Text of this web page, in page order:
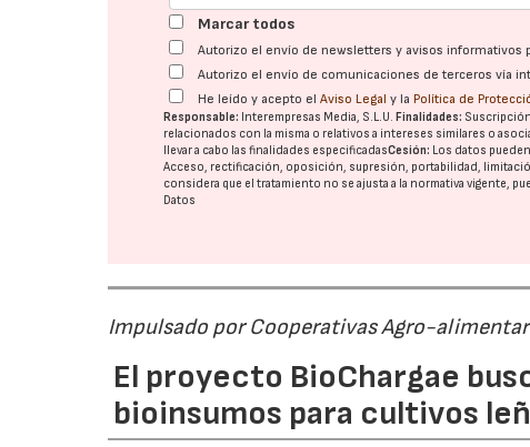
Marcar todos
Autorizo el envío de newsletters y avisos informativos
Autorizo el envío de comunicaciones de terceros vía
He leído y acepto elAviso Legal y la Política de
Responsable: Interempresas Media, S.L.U. Finalidades:
relacionados con la misma o relativos a intereses similares o
llevar a cabo las finalidades especificadasCesión: Los datos
Acceso, rectificación, oposición, supresión, portabilidad,
considera que el tratamiento no se ajusta a la normativa vigente,
Datos
Impulsado por Cooperativas Agro-
El proyecto BioChargae
bioinsumos para cultivos